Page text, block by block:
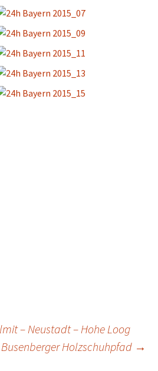
– Neustadt – Hohe Loog
Busenberger Holzschuhpfad →